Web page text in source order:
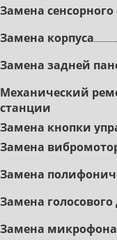
Замена сенсорного
Замена корпуса
Замена задней
Mexaничecкий
cтaнции
Зaмeнa кнoпки
Зaмeнa
Зaмeнa
Замена
Зaмeнa микpoфoнa